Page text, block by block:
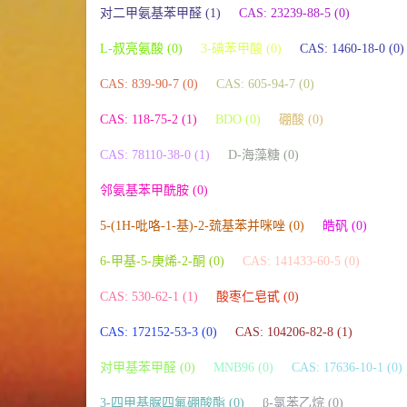
对二甲氨基苯甲醛 (1) CAS: 23239-88-5 (0)
L-叔亮氨酸 (0) 3-碘苯甲酸 (0) CAS: 1460-18-0 (0)
CAS: 839-90-7 (0) CAS: 605-94-7 (0)
CAS: 118-75-2 (1) BDO (0) 硼酸 (0)
CAS: 78110-38-0 (1) D-海藻糖 (0)
邻氨基苯甲酰胺 (0)
5-(1H-吡咯-1-基)-2-巯基苯并咪唑 (0) 皓矾 (0)
6-甲基-5-庚烯-2-酮 (0) CAS: 141433-60-5 (0)
CAS: 530-62-1 (1) 酸枣仁皂甙 (0)
CAS: 172152-53-3 (0) CAS: 104206-82-8 (1)
对甲基苯甲醛 (0) MNB96 (0) CAS: 17636-10-1 (0)
3-四甲基脲四氟硼酸酯 (0) β-氯苯乙烷 (0)